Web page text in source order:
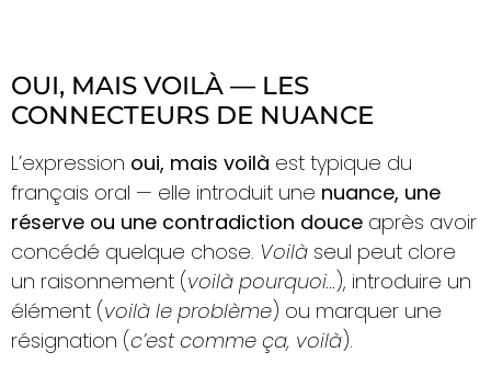
OUI, MAIS VOILÀ — LES
CONNECTEURS DE NUANCE
L’expression oui, mais voilà est typique du
français oral — elle introduit une nuance, une
réserve ou une contradiction douce après avoir
concédé quelque chose. Voilà seul peut clore
un raisonnement (voilà pourquoi…), introduire un
élément (voilà le problème) ou marquer une
résignation (c’est comme ça, voilà).